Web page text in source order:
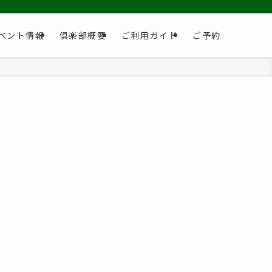
ント情報 倶楽部概要 ご利用ガイド ご予約